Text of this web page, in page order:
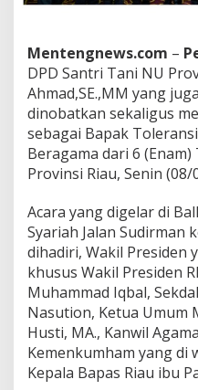
a
n
d
a
n
g
G
e
l
r
B
a
p
a
k
T
o
l
e
r
Mentengnews.com –
DPD Santri Tani NU
Ahmad,SE.,MM yang
dinobatkan sekaligus
sebagai Bapak
Beragama dari 6
Provinsi Riau, Senin (08/
Acara yang digelar di
Syariah Jalan Sudirman
dihadiri, Wakil Presiden
khusus Wakil Presiden
Muhammad Iqbal,
Nasution, Ketua Umum
Husti, MA., Kanwil
Kemenkumham yang di
Kepala Bapas Riau ibu